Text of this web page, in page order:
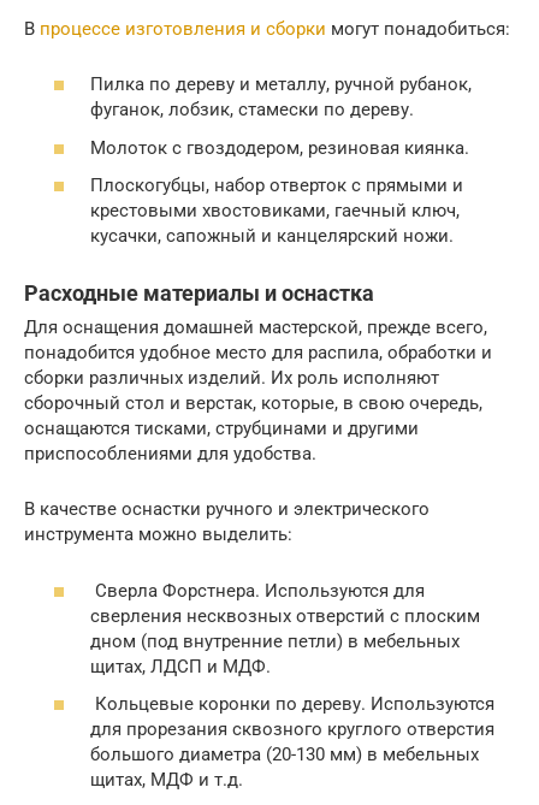
В процессе изготовления и сборки могут понадобиться:
Пилка по дереву и металлу, ручной рубанок,
фуганок, лобзик, стамески по дереву.
Молоток с гвоздодером, резиновая киянка.
Плоскогубцы, набор отверток с прямыми и
крестовыми хвостовиками, гаечный ключ,
кусачки, сапожный и канцелярский ножи.
Расходные материалы и оснастка
Для оснащения домашней мастерской, прежде всего,
понадобится удобное место для распила, обработки и
сборки различных изделий. Их роль исполняют
сборочный стол и верстак, которые, в свою очередь,
оснащаются тисками, струбцинами и другими
приспособлениями для удобства.
В качестве оснастки ручного и электрического
инструмента можно выделить:
Сверла Форстнера. Используются для
сверления несквозных отверстий с плоским
дном (под внутренние петли) в мебельных
щитах, ЛДСП и МДФ.
Кольцевые коронки по дереву. Используются
для прорезания сквозного круглого отверстия
большого диаметра (20-130 мм) в мебельных
щитах, МДФ и т.д.